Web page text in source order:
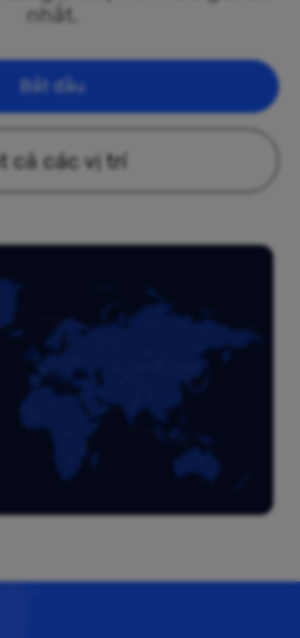
nhất.
Bắt đầu
cả các vị trí